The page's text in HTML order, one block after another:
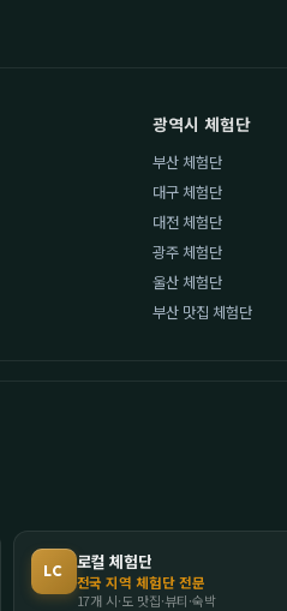
광역시 체험단
부산 체험단
대구 체험단
대전 체험단
광주 체험단
울산 체험단
부산 맛집 체험단
LC 로컬 체험단
전국 지역 체험단 전문
17개 시·도 맛집·뷰티·숙박